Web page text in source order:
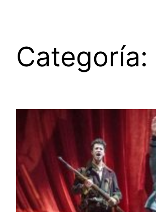
Categoría: